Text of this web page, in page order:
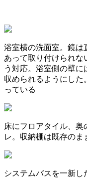
浴室横の洗面室。鏡は
あって取り付けられな
う対応。浴室側の壁
収められるようにした
っている
床にフロアタイル、奥
レ。収納棚は既存のま
システムバスを一新